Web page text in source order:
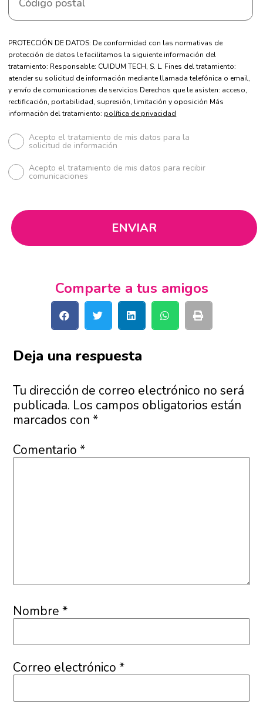
PROTECCIÓN DE DATOS: De conformidad con las normativas de
protección de datos le facilitamos la siguiente información del
tratamiento: Responsable: CUIDUM TECH, S. L. Fines del tratamiento:
atender su solicitud de información mediante llamada telefónica o email,
y envío de comunicaciones de servicios Derechos que le asisten: acceso,
rectificación, portabilidad, supresión, limitación y oposición Más
información del tratamiento: política de privacidad
Acepto el tratamiento de mis datos para la
solicitud de información
Acepto el tratamiento de mis datos para recibir
comunicaciones
Comparte a tus amigos
Deja una respuesta
Tu dirección de correo electrónico no será
publicada. Los campos obligatorios están
marcados con*
Comentario*
Nombre*
Correo electrónico*